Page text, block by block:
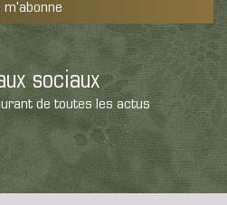
m'abonne
sociaux
de toutes les actus